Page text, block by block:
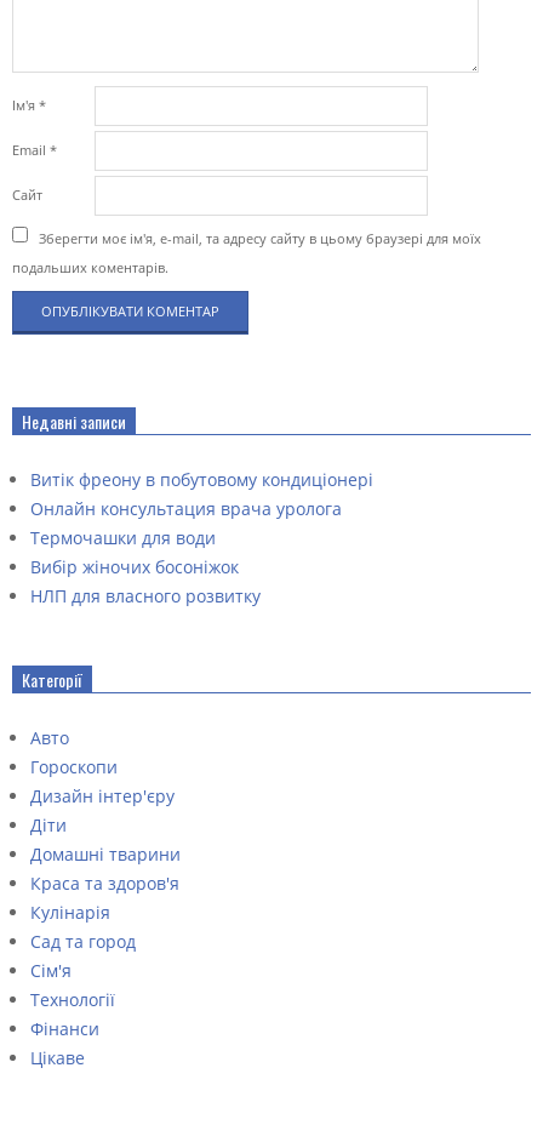
Ім'я *
Email *
Сайт
Зберегти моє ім'я, e-mail, та адресу сайту в цьому браузері для моїх
подальших коментарів.
Недавні записи
Витік фреону в побутовому кондиціонері
Онлайн консультация врача уролога
Термочашки для води
Вибір жіночих босоніжок
НЛП для власного розвитку
Категорії
Авто
Гороскопи
Дизайн інтер'єру
Діти
Домашні тварини
Краса та здоров'я
Кулінарія
Сад та город
Сім'я
Технології
Фінанси
Цікаве